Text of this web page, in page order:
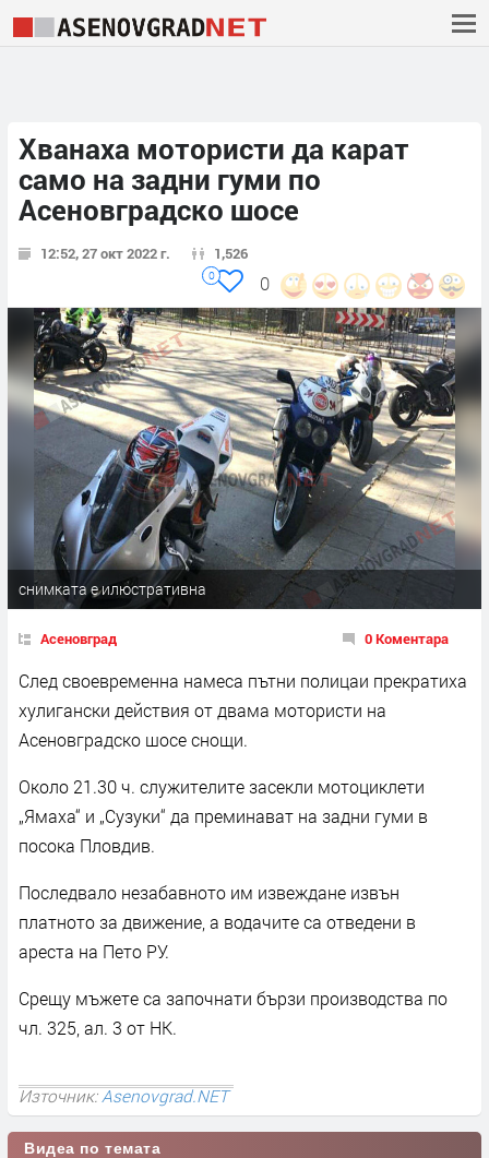
Хванаха мотористи да карат
само на задни гуми по
Асеновградско шосе
12:52, 27 окт 2022 г. 1,526
0
0
снимката е илюстративна
Асеновград 0 Коментара
След своевременна намеса пътни полицаи прекратиха
хулигански действия от двама мотористи на
Асеновградско шосе снощи.
Около 21.30 ч. служителите засекли мотоциклети
„Ямаха“ и „Сузуки“ да преминават на задни гуми в
посока Пловдив.
Последвало незабавното им извеждане извън
платното за движение, а водачите са отведени в
ареста на Пето РУ.
Срещу мъжете са започнати бързи производства по
чл. 325, ал. 3 от НК.
Източник:Asenovgrad.NET
Видеа по темата